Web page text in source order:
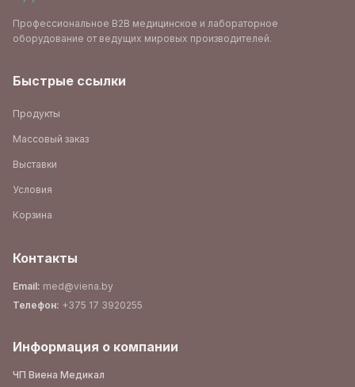
Профессиональное B2B медицинское и лабораторное
оборудование от ведущих мировых производителей.
Быстрые ссылки
Продукты
Массовый заказ
Выставки
Условия
Корзина
Контакты
Email: med@viena.by
Телефон: +375 17 3920255
Информация о компании
ЧП Виена Медикал